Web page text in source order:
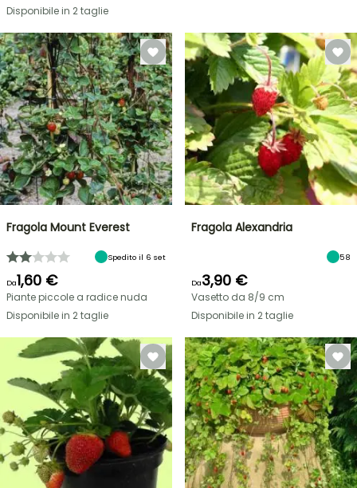
Disponibile in 2 taglie
Fragola Mount Everest
Spedito il 6 set
Da1,60 €
Piante piccole a radice nuda
Disponibile in 2 taglie
Fragola Alexandria
58
Da3,90 €
Vasetto da 8/9 cm
Disponibile in 2 taglie